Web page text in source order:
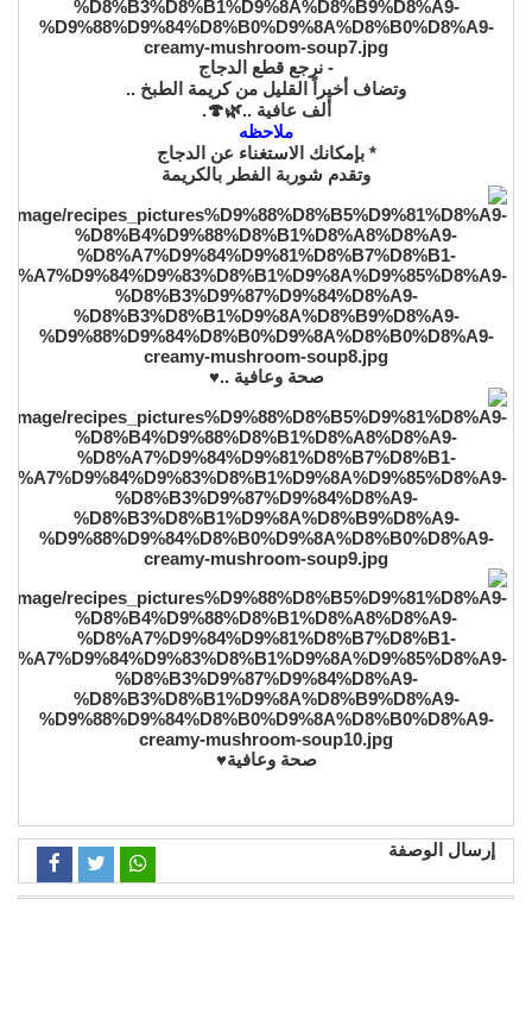
- نرجع قطع الدجاج
وتضاف أخيراً القليل من كريمة الطبخ ..
ألف عافية ..🌿🍄.
ملاحظه
* بإمكانك الاستغناء عن الدجاج
وتقدم شوربة الفطر بالكريمة
صحة وعافية ..♥️
صحة وعافية♥️
إرسال الوصفة